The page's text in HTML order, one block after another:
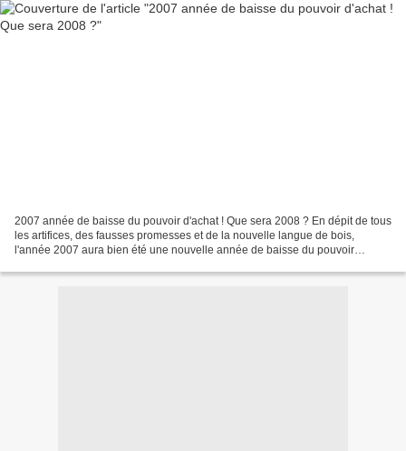
2007 année de baisse du pouvoir d'achat ! Que sera 2008 ? En dépit de tous
les artifices, des fausses promesses et de la nouvelle langue de bois,
l'année 2007 aura bien été une nouvelle année de baisse du pouvoir